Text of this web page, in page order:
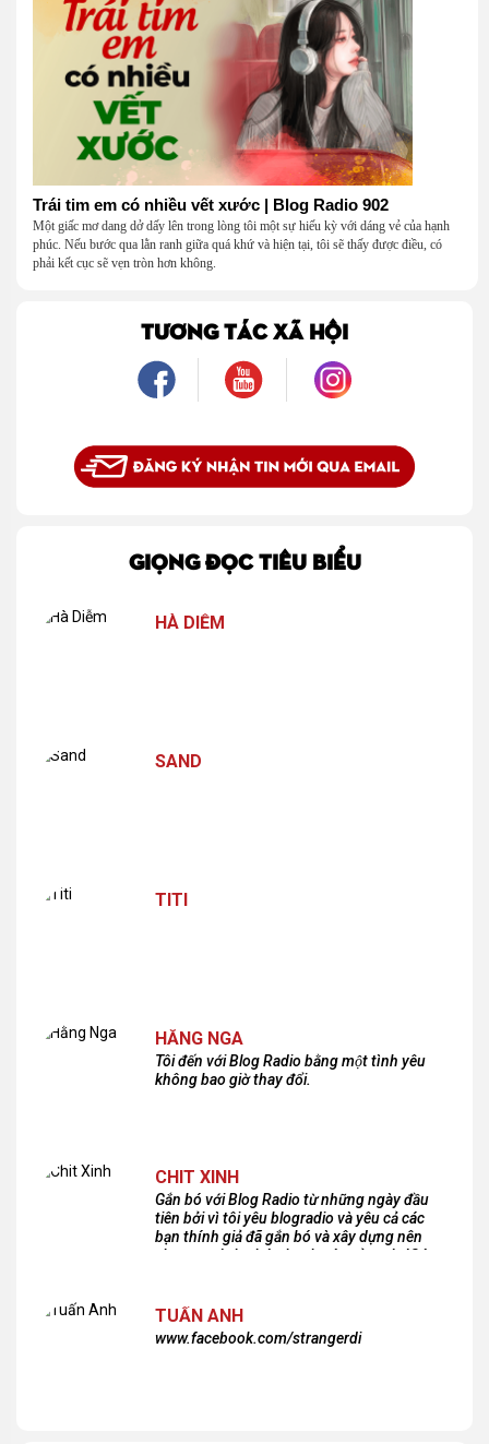
Trái tim em có nhiều vết xước | Blog Radio 902
Một giấc mơ dang dở dấy lên trong lòng tôi một sự hiếu kỳ với dáng vẻ của hạnh
phúc. Nếu bước qua lằn ranh giữa quá khứ và hiện tại, tôi sẽ thấy được điều, có
phải kết cục sẽ vẹn tròn hơn không.
TƯƠNG TÁC XÃ HỘI
GIỌNG ĐỌC TIÊU BIỂU
HÀ DIỄM
SAND
TITI
HẰNG NGA
Tôi đến với Blog Radio bằng một tình yêu
không bao giờ thay đổi.
CHIT XINH
Gắn bó với Blog Radio từ những ngày đầu
tiên bởi vì tôi yêu blogradio và yêu cả các
bạn thính giả đã gắn bó và xây dựng nên
chương trình phát thanh xúc cảm này!Cám
TUẤN ANH
www.facebook.com/strangerdi